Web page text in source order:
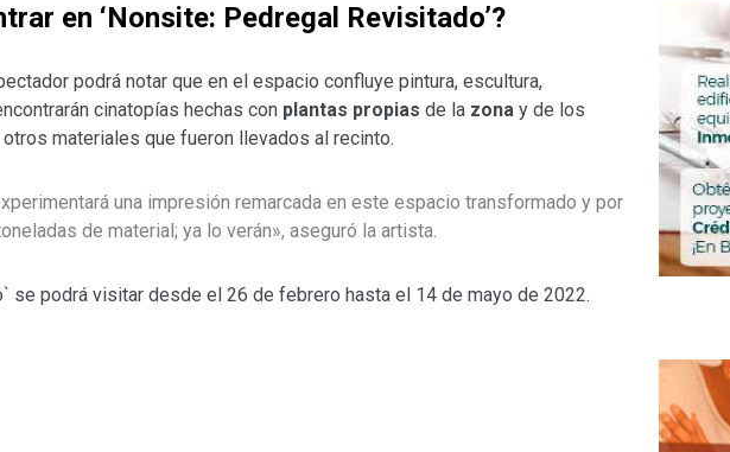
en ‘Nonsite: Pedregal Revisitado’?
podrá notar que en el espacio confluye pintura, escultura,
cinatopías hechas con plantas propias de la zona y de los
materiales que fueron llevados al recinto.
una impresión remarcada en este espacio transformado y por
de material; ya lo verán», aseguró la artista.
se podrá visitar desde el 26 de febrero hasta el 14 de mayo de 2022.